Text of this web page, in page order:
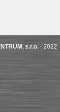
s.r.o. - 2022